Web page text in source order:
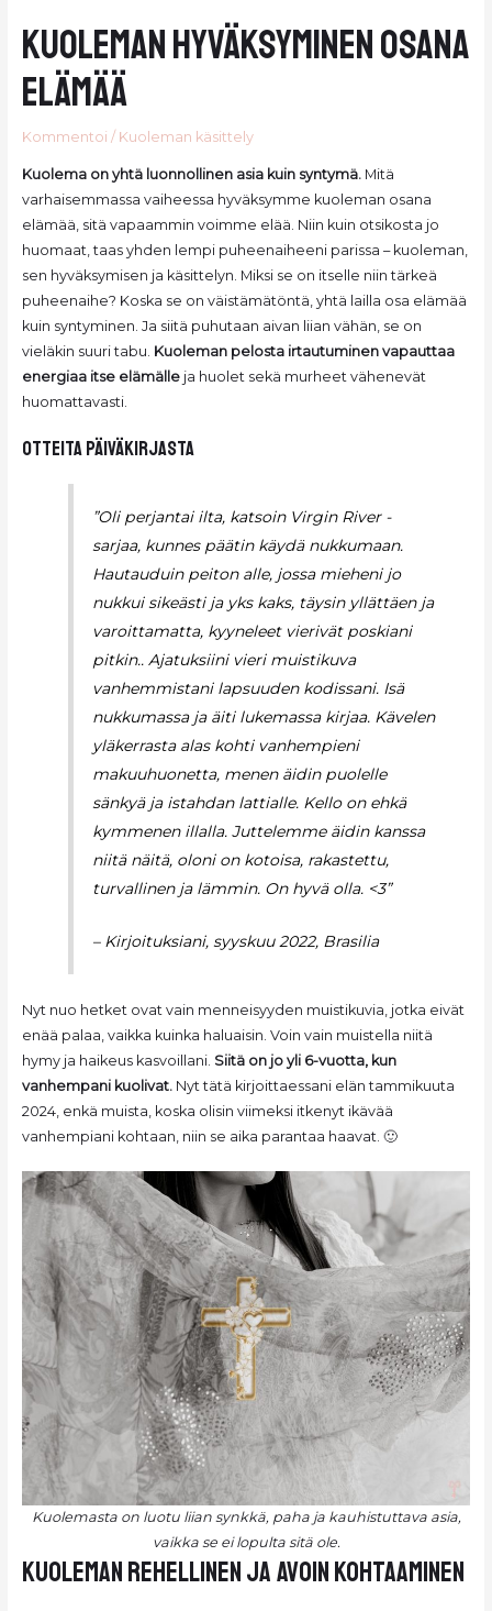
Kuoleman hyväksyminen osana
elämää
Kommentoi / Kuoleman käsittely
Kuolema on yhtä luonnollinen asia kuin syntymä.Mitä
varhaisemmassa vaiheessa hyväksymme kuoleman osana
elämää, sitä vapaammin voimme elää. Niin kuin otsikosta jo
huomaat, taas yhden lempi puheenaiheeni parissa – kuoleman,
sen hyväksymisen ja käsittelyn. Miksi se on itselle niin tärkeä
puheenaihe? Koska se on väistämätöntä, yhtä lailla osa elämää
kuin syntyminen. Ja siitä puhutaan aivan liian vähän, se on
vieläkin suuri tabu. Kuoleman pelosta irtautuminen vapauttaa
energiaa itse elämälleja huolet sekä murheet vähenevät
huomattavasti.
otteita päiväkirjasta
”Oli perjantai ilta, katsoin Virgin River -
sarjaa, kunnes päätin käydä nukkumaan.
Hautauduin peiton alle, jossa mieheni jo
nukkui sikeästi ja yks kaks, täysin yllättäen ja
varoittamatta, kyyneleet vierivät poskiani
pitkin.. Ajatuksiini vieri muistikuva
vanhemmistani lapsuuden kodissani. Isä
nukkumassa ja äiti lukemassa kirjaa. Kävelen
yläkerrasta alas kohti vanhempieni
makuuhuonetta, menen äidin puolelle
sänkyä ja istahdan lattialle. Kello on ehkä
kymmenen illalla. Juttelemme äidin kanssa
niitä näitä, oloni on kotoisa, rakastettu,
turvallinen ja lämmin. On hyvä olla. <3”
– Kirjoituksiani, syyskuu 2022, Brasilia
Nyt nuo hetket ovat vain menneisyyden muistikuvia, jotka eivät
enää palaa, vaikka kuinka haluaisin. Voin vain muistella niitä
hymy ja haikeus kasvoillani. Siitä on jo yli 6-vuotta, kun
vanhempani kuolivat.Nyt tätä kirjoittaessani elän tammikuuta
2024, enkä muista, koska olisin viimeksi itkenyt ikävää
vanhempiani kohtaan, niin se aika parantaa haavat. 🙂
Kuolemasta on luotu liian synkkä, paha ja kauhistuttava asia,
vaikka se ei lopulta sitä ole.
kuoleman rehellinen ja avoin kohtaaminen